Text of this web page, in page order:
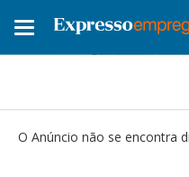
Toggle
O Anúncio não se encontra